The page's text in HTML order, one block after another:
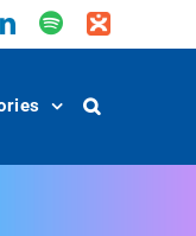
LinkedIn
Spotify
IVoox